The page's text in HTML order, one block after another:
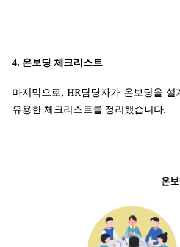
4. 온보딩 체크리스트
마지막으로, HR담당자가 온보딩을 설
유용한 체크리스트를 정리했습니다.